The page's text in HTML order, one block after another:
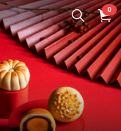
0